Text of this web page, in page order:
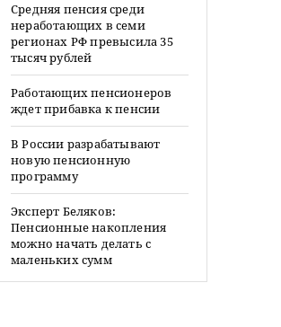
Средняя пенсия среди
неработающих в семи
регионах РФ превысила 35
тысяч рублей
Работающих пенсионеров
ждет прибавка к пенсии
В России разрабатывают
новую пенсионную
программу
Эксперт Беляков:
Пенсионные накопления
можно начать делать с
маленьких сумм